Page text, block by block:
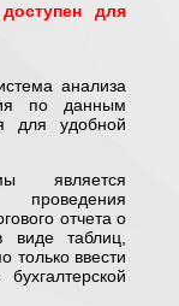
для
анализа
по данным
для удобной
является
проведения
отчета о
виде таблиц,
только ввести